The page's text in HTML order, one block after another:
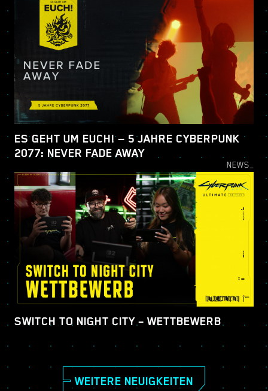
ES GEHT UM EUCH! — 5 JAHRE CYBERPUNK
2077: NEVER FADE AWAY
NEWS_
SWITCH TO NIGHT CITY – WETTBEWERB
WEITERE NEUIGKEITEN